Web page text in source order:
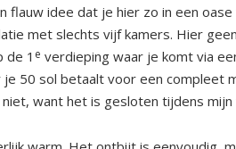
flauw idee dat je hier zo in een
met slechts vijf kamers. Hier
de 1 e verdieping waar je komt via
50 sol betaalt voor een compleet
want het is gesloten tijdens mijn